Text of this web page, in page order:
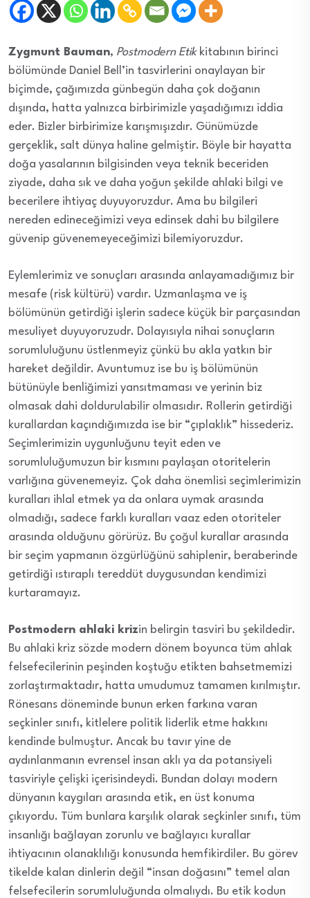
Zygmunt Bauman, Postmodern Etikkitabının birinci
bölümünde Daniel Bell’in tasvirlerini onaylayan bir
biçimde, çağımızda günbegün daha çok doğanın
dışında, hatta yalnızca birbirimizle yaşadığımızı iddia
eder. Bizler birbirimize karışmışızdır. Günümüzde
gerçeklik, salt dünya haline gelmiştir. Böyle bir hayatta
doğa yasalarının bilgisinden veya teknik beceriden
ziyade, daha sık ve daha yoğun şekilde ahlaki bilgi ve
becerilere ihtiyaç duyuyoruzdur. Ama bu bilgileri
nereden edineceğimizi veya edinsek dahi bu bilgilere
güvenip güvenemeyeceğimizi bilemiyoruzdur.
Eylemlerimiz ve sonuçları arasında anlayamadığımız bir
mesafe (risk kültürü) vardır. Uzmanlaşma ve iş
bölümünün getirdiği işlerin sadece küçük bir parçasından
mesuliyet duyuyoruzudr. Dolayısıyla nihai sonuçların
sorumluluğunu üstlenmeyiz çünkü bu akla yatkın bir
hareket değildir. Avuntumuz ise bu iş bölümünün
bütünüyle benliğimizi yansıtmaması ve yerinin biz
olmasak dahi doldurulabilir olmasıdır. Rollerin getirdiği
kurallardan kaçındığımızda ise bir “çıplaklık” hissederiz.
Seçimlerimizin uygunluğunu teyit eden ve
sorumluluğumuzun bir kısmını paylaşan otoritelerin
varlığına güvenemeyiz. Çok daha önemlisi seçimlerimizin
kuralları ihlal etmek ya da onlara uymak arasında
olmadığı, sadece farklı kuralları vaaz eden otoriteler
arasında olduğunu görürüz. Bu çoğul kurallar arasında
bir seçim yapmanın özgürlüğünü sahiplenir, beraberinde
getirdiği ıstıraplı tereddüt duygusundan kendimizi
kurtaramayız.
Postmodern ahlaki krizin belirgin tasviri bu şekildedir.
Bu ahlaki kriz sözde modern dönem boyunca tüm ahlak
felsefecilerinin peşinden koştuğu etikten bahsetmemizi
zorlaştırmaktadır, hatta umudumuz tamamen kırılmıştır.
Rönesans döneminde bunun erken farkına varan
seçkinler sınıfı, kitlelere politik liderlik etme hakkını
kendinde bulmuştur. Ancak bu tavır yine de
aydınlanmanın evrensel insan aklı ya da potansiyeli
tasviriyle çelişki içerisindeydi. Bundan dolayı modern
dünyanın kaygıları arasında etik, en üst konuma
çıkıyordu. Tüm bunlara karşılık olarak seçkinler sınıfı, tüm
insanlığı bağlayan zorunlu ve bağlayıcı kurallar
ihtiyacının olanaklılığı konusunda hemfikirdiler. Bu görev
tikelde kalan dinlerin değil “insan doğasını” temel alan
felsefecilerin sorumluluğunda olmalıydı. Bu etik kodun